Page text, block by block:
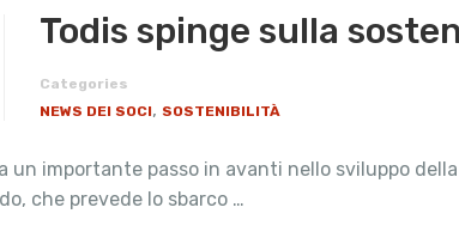
Todis spinge sulla
Categories
NEWS DEI SOCI, SOSTENIBILITÀ
un importante passo in avanti nello sviluppo
che prevede lo sbarco …